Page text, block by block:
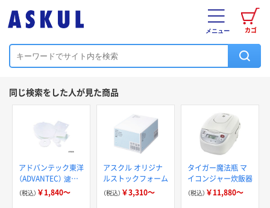
カゴ
メニュー
同じ検索をした人が見た商品
アドバンテック東洋
（ADVANTEC） 濾紙
No.63 64-1178
（税込） ￥1,840～
アスクル オリジナ
ルストックフォーム
（税込） ￥3,310～
タイガー魔法瓶 マ
イコンジャー炊飯器
（税込） ￥11,880～